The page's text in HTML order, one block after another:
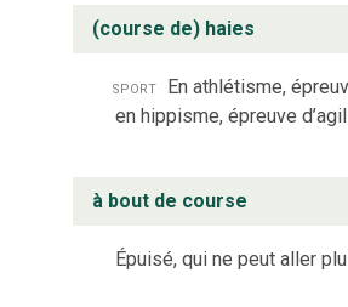
(course de) haies
sport En athlétisme,
en hippisme, épreuve
à bout de course
Épuisé, qui ne peut aller